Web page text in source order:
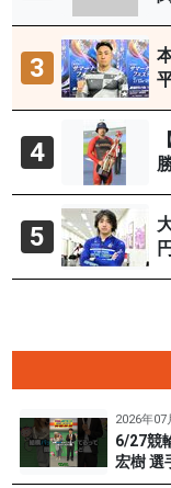
3
4
5
2026年07
6/27競
宏樹 選
戸けい